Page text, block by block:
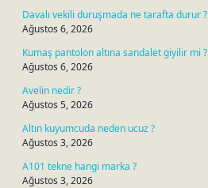
Davalı vekili duruşmada ne tarafta durur ?
Ağustos 6, 2026
Kumaş pantolon altına sandalet giyilir mi ?
Ağustos 6, 2026
Avelin nedir ?
Ağustos 5, 2026
Altın kuyumcuda neden ucuz ?
Ağustos 3, 2026
A101 tekne hangi marka ?
Ağustos 3, 2026